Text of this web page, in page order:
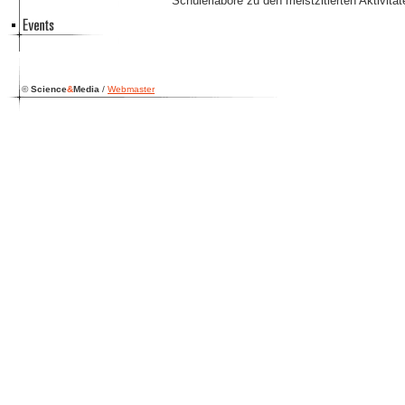
©Science&Media / Webmaster